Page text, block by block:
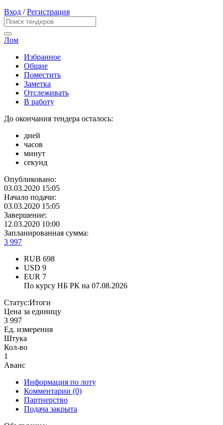
Вход /Регистрация
Лом
Избранное
Общие
Поместить
Заметка
Отслеживать
В работу
До окончания тендера осталось:
дней
часов
минут
секунд
Опубликовано:
03.03.2020 15:05
Начало подачи:
03.03.2020 15:05
Завершение:
12.03.2020 10:00
Запланированная сумма:
3 997
RUB 698
USD 9
EUR 7
По курсу НБ РК на 07.08.2026
Статус:Итоги
Цена за единицу
3 997
Ед. измерения
Штука
Кол-во
1
Аванс
Информация по лоту
Комментарии (0)
Партнерство
Подача закрыта